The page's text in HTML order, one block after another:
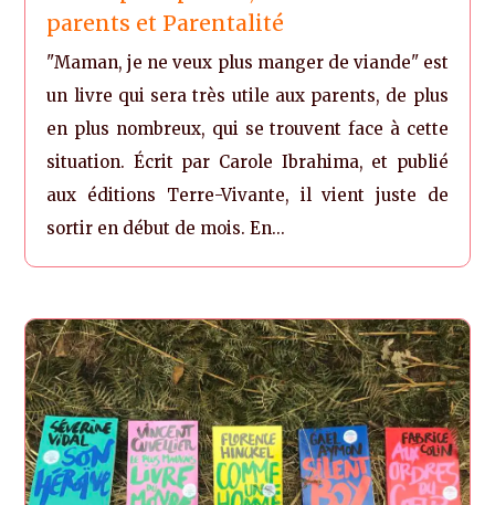
parents et Parentalité
"Maman, je ne veux plus manger de viande" est
un livre qui sera très utile aux parents, de plus
en plus nombreux, qui se trouvent face à cette
situation. Écrit par Carole Ibrahima, et publié
aux éditions Terre-Vivante, il vient juste de
sortir en début de mois. En...